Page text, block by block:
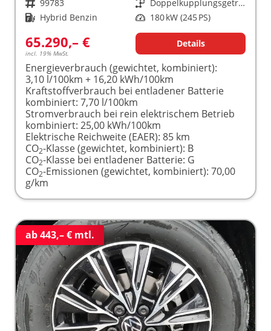
Fahrzeugnr. 99783 Getriebe
Doppelkupplungsgetriebe (DSG)
Kraftstoff Hybrid Benzin Leistung 180 kW (245 PS)
65.290,– €
incl. 19% MwSt.
Details
Energieverbrauch (gewichtet, kombiniert):
3,10 l/100km + 16,20 kWh/100km
Kraftstoffverbrauch bei entladener Batterie
kombiniert: 7,70 l/100km
Stromverbrauch bei rein elektrischem Betrieb
kombiniert: 25,00 kWh/100km
Elektrische Reichweite (EAER): 85 km
CO2-Klasse (gewichtet, kombiniert): B
CO2-Klasse bei entladener Batterie: G
CO2-Emissionen (gewichtet, kombiniert): 70,00
g/km
ab 443,– € mtl.